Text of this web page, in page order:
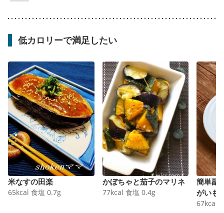
低カロリーで満足したい
米なすの田楽
65kcal 食塩 0.7g
かぼちゃと茄子のマリネ
77kcal 食塩 0.4g
簡単副
がいも
67kcal